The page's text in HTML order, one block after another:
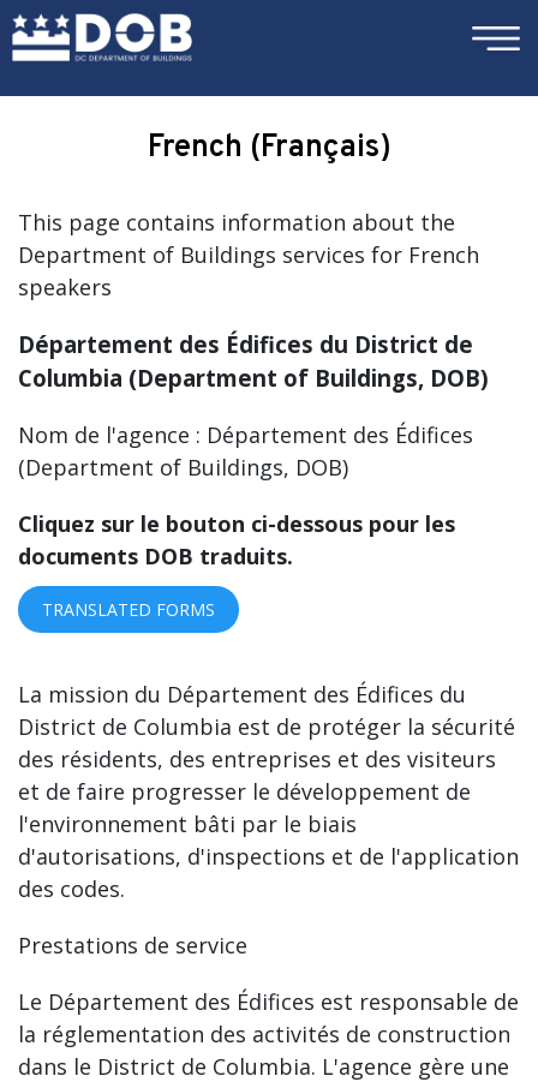
Skip to main content ×
French (Français)
This page contains information about the
Department of Buildings services for French
speakers
Département des Édifices du District de
Columbia (Department of Buildings, DOB)
Nom de l'agence : Département des Édifices
(Department of Buildings, DOB)
Cliquez sur le bouton ci-dessous pour les
documents DOB traduits.
TRANSLATED FORMS
La mission du Département des Édifices du
District de Columbia est de protéger la sécurité
des résidents, des entreprises et des visiteurs
et de faire progresser le développement de
l'environnement bâti par le biais
d'autorisations, d'inspections et de l'application
des codes.
Prestations de service
Le Département des Édifices est responsable de
la réglementation des activités de construction
dans le District de Columbia. L'agence gère une